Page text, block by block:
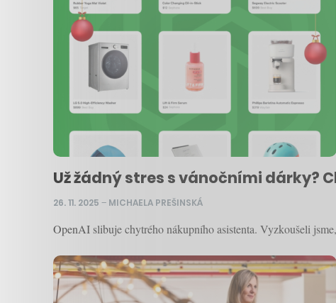
Už žádný stres s vánočními dárky?
26. 11. 2025 – MICHAELA PREŠINSKÁ
OpenAI slibuje chytrého nákupního asistenta. Vyzkoušeli